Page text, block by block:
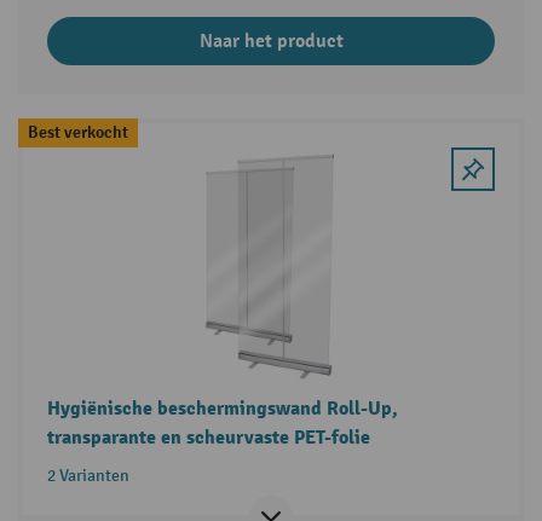
Naar het product
Best verkocht
Hygiënische beschermingswand Roll-Up,
transparante en scheurvaste PET-folie
2 Varianten